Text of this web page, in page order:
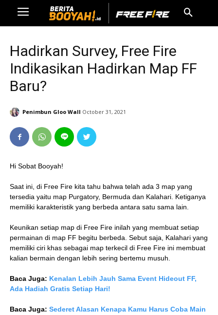
Hadirkan Survey, Free Fire
Indikasikan Hadirkan Map FF
Baru?
Penimbun Gloo Wall October 31, 2021
Hi Sobat Booyah!
Saat ini, di Free Fire kita tahu bahwa telah ada 3 map yang
tersedia yaitu map Purgatory, Bermuda dan Kalahari. Ketiganya
memiliki karakteristik yang berbeda antara satu sama lain.
Keunikan setiap map di Free Fire inilah yang membuat setiap
permainan di map FF begitu berbeda. Sebut saja, Kalahari yang
memiliki ciri khas sebagai map terkecil di Free Fire ini membuat
kalian bermain dengan lebih sering bertemu musuh.
Baca Juga: Kenalan Lebih Jauh Sama Event Hideout FF,
Ada Hadiah Gratis Setiap Hari!
Baca Juga: Sederet Alasan Kenapa Kamu Harus Coba Main